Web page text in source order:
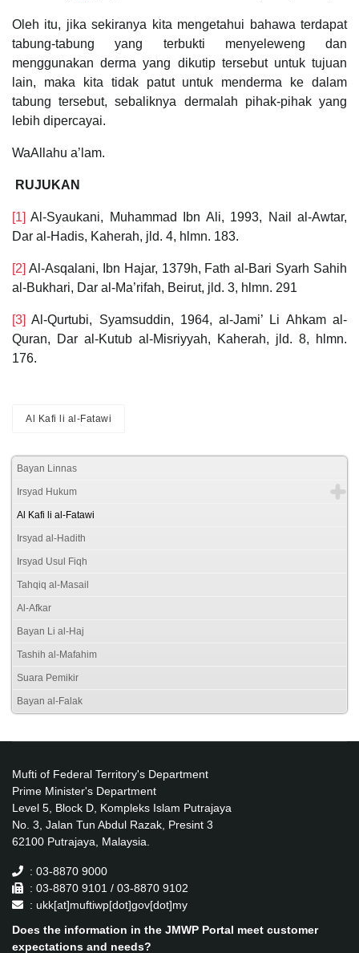
Oleh itu, jika sekiranya kita mengetahui bahawa terdapat
tabung-tabung yang terbukti menyeleweng dan
menggunakan derma yang dikutip tersebut untuk tujuan
lain, maka kita tidak patut untuk menderma ke dalam
tabung tersebut, sebaliknya dermalah pihak-pihak yang
lebih dipercayai.
WaAllahu a’lam.
RUJUKAN
[1] Al-Syaukani, Muhammad Ibn Ali, 1993, Nail al-Awtar,
Dar al-Hadis, Kaherah, jld. 4, hlmn. 183.
[2] Al-Asqalani, Ibn Hajar, 1379h, Fath al-Bari Syarh Sahih
al-Bukhari, Dar al-Ma’rifah, Beirut, jld. 3, hlmn. 291
[3] Al-Qurtubi, Syamsuddin, 1964, al-Jami’ Li Ahkam al-
Quran, Dar al-Kutub al-Misriyyah, Kaherah, jld. 8, hlmn.
176.
Al Kafi li al-Fatawi
Bayan Linnas
Irsyad Hukum
Al Kafi li al-Fatawi
Irsyad al-Hadith
Irsyad Usul Fiqh
Tahqiq al-Masail
Al-Afkar
Bayan Li al-Haj
Tashih al-Mafahim
Suara Pemikir
Bayan al-Falak
Mufti of Federal Territory's Department
Prime Minister's Department
Level 5, Block D, Kompleks Islam Putrajaya
No. 3, Jalan Tun Abdul Razak, Presint 3
62100 Putrajaya, Malaysia.
: 03-8870 9000
: 03-8870 9101 / 03-8870 9102
: ukk[at]muftiwp[dot]gov[dot]my
Does the information in the JMWP Portal meet customer
expectations and needs?